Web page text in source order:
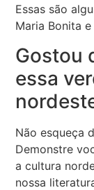
Essas são
Maria Bonita
Gostou
essa
Não esqueça
Demonstre
a cultura
nossa